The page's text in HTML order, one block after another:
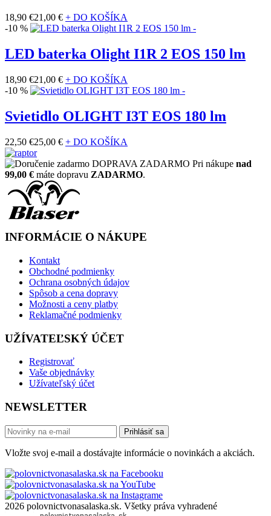
18,90 €21,00 € + DO KOŠÍKA
-10 %
LED baterka Olight I1R 2 EOS 150 lm
18,90 €21,00 € + DO KOŠÍKA
-10 %
Svietidlo OLIGHT I3T EOS 180 lm
22,50 €25,00 € + DO KOŠÍKA
DOPRAVA ZADARMO Pri nákupe nad
99,00 € máte dopravu ZADARMO.
INFORMÁCIE O NÁKUPE
Kontakt
Obchodné podmienky
Ochrana osobných údajov
Spôsob a cena dopravy
Možnosti a ceny platby
Reklamačné podmienky
UŽÍVATEĽSKÝ ÚČET
Registrovať
Vaše objednávky
Užívateľský účet
NEWSLETTER
Prihlásiť sa
Vložte svoj e-mail a dostávajte informácie o novinkách a akciách.
2026 polovnictvonasalaska.sk. Všetky práva vyhradené